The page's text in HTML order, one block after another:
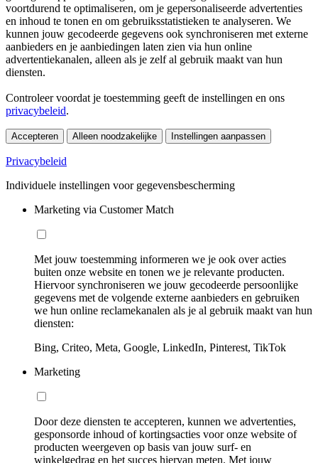
voortdurend te optimaliseren, om je gepersonaliseerde advertenties
en inhoud te tonen en om gebruiksstatistieken te analyseren. We
kunnen jouw gecodeerde gegevens ook synchroniseren met externe
aanbieders en je aanbiedingen laten zien via hun online
advertentiekanalen, alleen als je zelf al gebruik maakt van hun
diensten.
Controleer voordat je toestemming geeft de instellingen en ons
privacybeleid.
Accepteren Alleen noodzakelijke Instellingen aanpassen
Privacybeleid
Individuele instellingen voor gegevensbescherming
Marketing via Customer Match
Met jouw toestemming informeren we je ook over acties
buiten onze website en tonen we je relevante producten.
Hiervoor synchroniseren we jouw gecodeerde persoonlijke
gegevens met de volgende externe aanbieders en gebruiken
we hun online reclamekanalen als je al gebruik maakt van hun
diensten:
Bing, Criteo, Meta, Google, LinkedIn, Pinterest, TikTok
Marketing
Door deze diensten te accepteren, kunnen we advertenties,
gesponsorde inhoud of kortingsacties voor onze website of
producten weergeven op basis van jouw surf- en
winkelgedrag en het succes hiervan meten. Met jouw